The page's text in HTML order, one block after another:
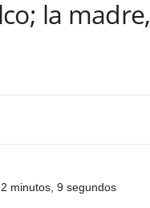
la madre,
minutos, 9 segundos